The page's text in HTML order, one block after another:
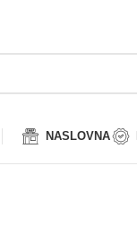
NASLOVNA